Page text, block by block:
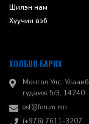
Шилэн нам
Хуучин вэб
ХОЛБОО БАРИХ
Монгол Улс,
гудамж 5/3, 14240
osf@forum.mn
(+976) 7611-3207